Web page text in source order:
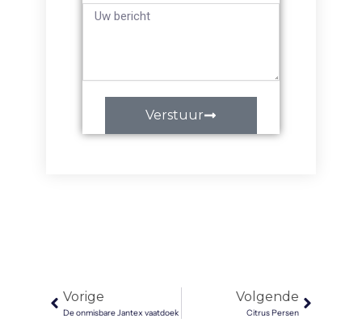
Bericht
Verstuur
Vorige
De onmisbare Jantex vaatdoek
Volgende
Citrus Persen